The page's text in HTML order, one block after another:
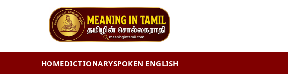
HOMEDICTIONARYSPOKEN ENGLISH